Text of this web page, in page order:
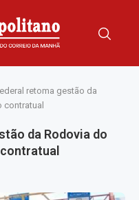
retoma gestão da
da Rodovia do